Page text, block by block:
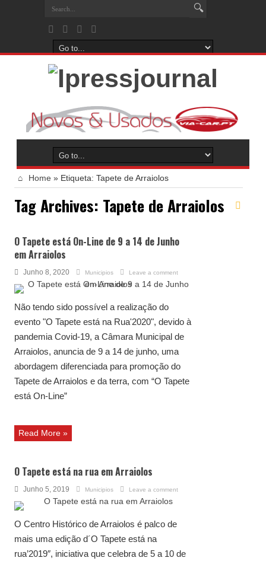
Home » Etiqueta: Tapete de Arraiolos
Tag Archives: Tapete de Arraiolos
O Tapete está On-Line de 9 a 14 de Junho
em Arraiolos
Junho 8, 2020 Municipios Leave a comment
Não tendo sido possível a realização do
evento "O Tapete está na Rua'2020", devido à
pandemia Covid-19, a Câmara Municipal de
Arraiolos, anuncia de 9 a 14 de junho, uma
abordagem diferenciada para promoção do
Tapete de Arraiolos e da terra, com “O Tapete
está On-Line”
Read More »
O Tapete está na rua em Arraiolos
Junho 5, 2019 Municipios Leave a comment
O Centro Histórico de Arraiolos é palco de
mais uma edição d´O Tapete está na
rua’2019″, iniciativa que celebra de 5 a 10 de